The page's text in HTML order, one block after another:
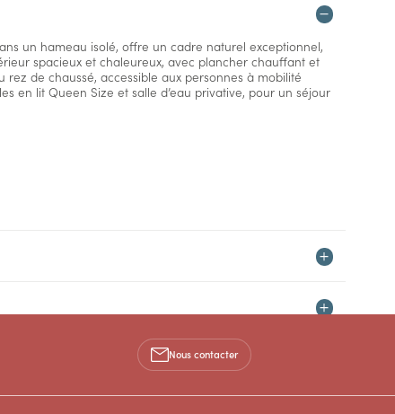
un hameau isolé, offre un cadre naturel exceptionnel,
spacieux et chaleureux, avec plancher chauffant et
rez de chaussé, accessible aux personnes à mobilité
en lit Queen Size et salle d’eau privative, pour un séjour
Nous contacter